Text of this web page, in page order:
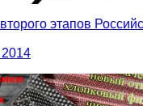
этапов